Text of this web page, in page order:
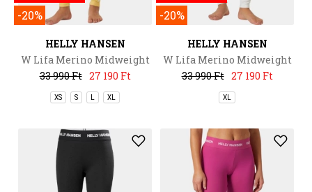
-20%
HELLY HANSEN
W Lifa Merino Midweight
Pant
33 990 Ft 27 190 Ft
XS S XL
-20%
HELLY HANSEN
W Lifa Merino Midweight
Pant
33 990 Ft 27 190 Ft
XL